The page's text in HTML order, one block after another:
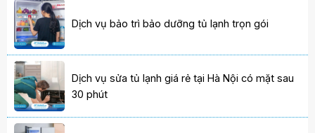
Dịch vụ bảo trì bảo dưỡng tủ lạnh trọn gói
Dịch vụ sửa tủ lạnh giá rẻ tại Hà Nội có mặt sau
30 phút